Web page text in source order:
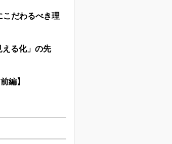
こだわるべき理
える化」の先
編】